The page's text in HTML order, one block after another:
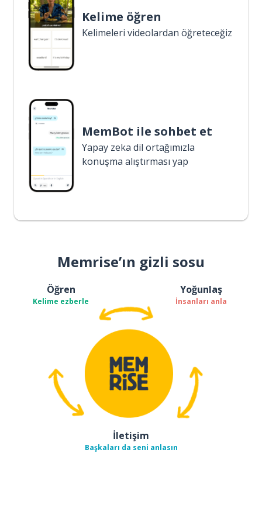
Kelime öğren
Kelimeleri videolardan öğreteceğiz
MemBot ile sohbet et
Yapay zeka dil ortağımızla
konuşma alıştırması yap
Memrise’ın gizli sosu
Öğren
Kelime ezberle
Yoğunlaş
İnsanları anla
İletişim
Başkaları da seni anlasın